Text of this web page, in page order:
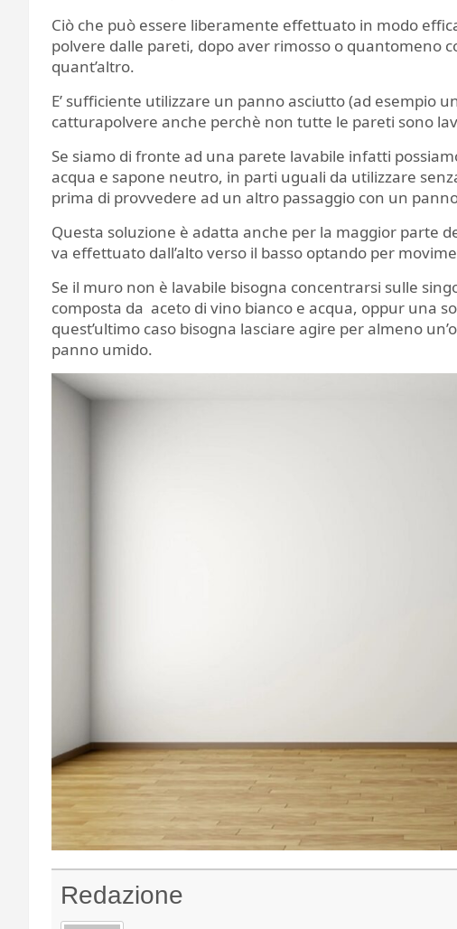
Ciò che può essere liberamente effettuato in modo
polvere dalle pareti, dopo aver rimosso o quantomeno
quant’altro.
E’ sufficiente utilizzare un panno asciutto (ad esempio
catturapolvere anche perchè non tutte le pareti sono
Se siamo di fronte ad una parete lavabile infatti
acqua e sapone neutro, in parti uguali da utilizzare
prima di provvedere ad un altro passaggio con un
Questa soluzione è adatta anche per la maggior parte
va effettuato dall’alto verso il basso optando per
Se il muro non è lavabile bisogna concentrarsi sulle
composta da aceto di vino bianco e acqua, oppur una
quest’ultimo caso bisogna lasciare agire per almeno
panno umido.
Redazione